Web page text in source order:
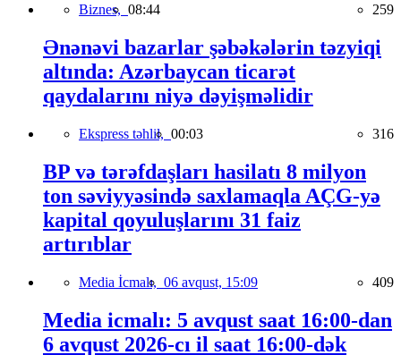
Biznes, 08:44 259
Ənənəvi bazarlar şəbəkələrin təzyiqi
altında: Azərbaycan ticarət
qaydalarını niyə dəyişməlidir
Ekspress təhlil, 00:03 316
BP və tərəfdaşları hasilatı 8 milyon
ton səviyyəsində saxlamaqla AÇG-yə
kapital qoyuluşlarını 31 faiz
artırıblar
Media İcmalı, 06 avqust, 15:09 409
Media icmalı: 5 avqust saat 16:00-dan
6 avqust 2026-cı il saat 16:00-dək